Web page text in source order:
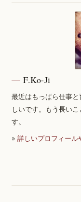
F.Ko-Ji
最近はもっぱら仕事
しいです。もう長いこ
す。
» 詳しいプロフィール